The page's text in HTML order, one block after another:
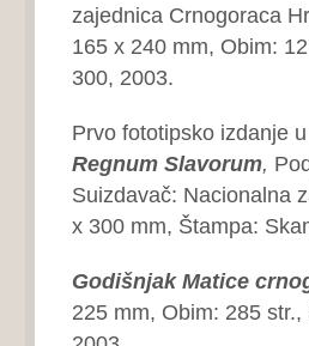
zajednica Crnogoraca
165 x 240 mm, Obim:
300, 2003.
Prvo fototipsko izdanje
Regnum Slavorum,
Suizdavač: Nacionalna
x 300 mm, Štampa:
Godišnjak Matice
225 mm, Obim: 285